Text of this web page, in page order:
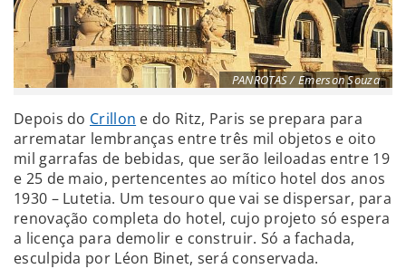
PANROTAS / Emerson Souza
Depois do Crillon e do Ritz, Paris se prepara para
arrematar lembranças entre três mil objetos e oito
mil garrafas de bebidas, que serão leiloadas entre 19
e 25 de maio, pertencentes ao mítico hotel dos anos
1930 – Lutetia. Um tesouro que vai se dispersar, para
renovação completa do hotel, cujo projeto só espera
a licença para demolir e construir. Só a fachada,
esculpida por Léon Binet, será conservada.